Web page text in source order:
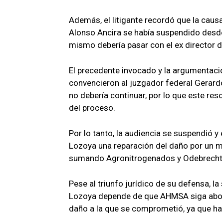
Además, el litigante recordó que la
Alonso Ancira se había suspendido
mismo debería pasar con el ex director
El precedente invocado y la
convencieron al juzgador federal
no debería continuar, por lo que este
del proceso.
Por lo tanto, la audiencia se suspendió
Lozoya una reparación del daño por un
sumando Agronitrogenados y
Pese al triunfo jurídico de su defensa,
Lozoya depende de que AHMSA siga
daño a la que se comprometió, ya que